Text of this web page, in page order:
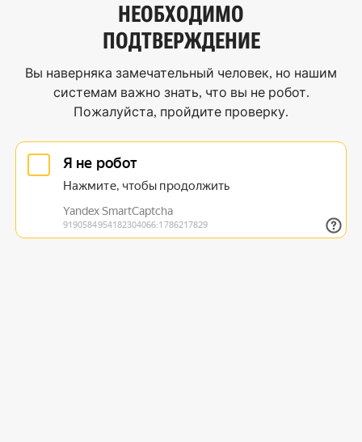
НЕОБХОДИМО
ПОДТВЕРЖДЕНИЕ
Вы наверняка замечательный человек, но нашим
системам важно знать, что вы не робот.
Пожалуйста, пройдите проверку.